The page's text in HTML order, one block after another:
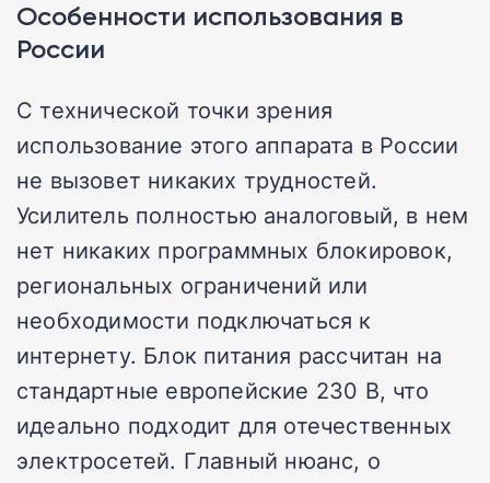
Особенности использования в
России
С технической точки зрения
использование этого аппарата в России
не вызовет никаких трудностей.
Усилитель полностью аналоговый, в нем
нет никаких программных блокировок,
региональных ограничений или
необходимости подключаться к
интернету. Блок питания рассчитан на
стандартные европейские 230 В, что
идеально подходит для отечественных
электросетей. Главный нюанс, о